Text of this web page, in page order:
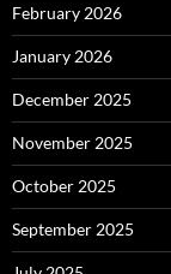
February 2026
January 2026
December 2025
November 2025
October 2025
September 2025